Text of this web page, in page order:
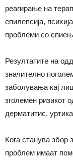
реагирање на
епилепсија,
проблеми со
Резултатите на
значително
заболувања кај
зголемен ризикот
дерматитис,
Кога станува
проблем имаат